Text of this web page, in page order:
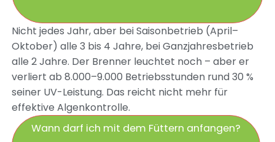
Nicht jedes Jahr, aber bei Saisonbetrieb (April–
Oktober) alle 3 bis 4 Jahre, bei Ganzjahresbetrieb
alle 2 Jahre. Der Brenner leuchtet noch – aber er
verliert ab 8.000–9.000 Betriebsstunden rund 30 %
seiner UV-Leistung. Das reicht nicht mehr für
effektive Algenkontrolle.
Wann darf ich mit dem Füttern anfangen?